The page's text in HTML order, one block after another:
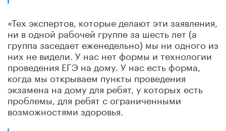
«Тех экспертов, которые делают эти заявления,
ни в одной рабочей группе за шесть лет (а
группа заседает еженедельно) мы ни одного из
них не видели. У нас нет формы и технологии
проведения ЕГЭ на дому. У нас есть форма,
когда мы открываем пункты проведения
экзамена на дому для ребят, у которых есть
проблемы, для ребят с ограниченными
возможностями здоровья.